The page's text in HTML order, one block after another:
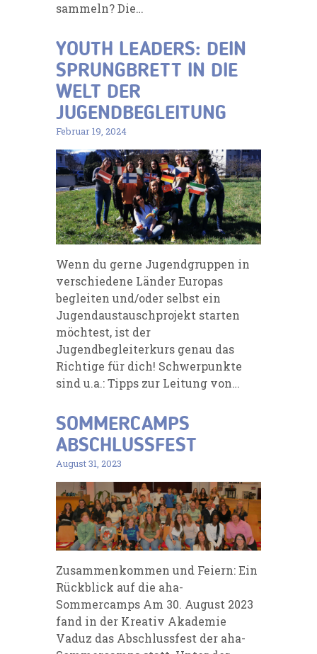
sammeln? Die…
YOUTH LEADERS: DEIN
SPRUNGBRETT IN DIE
WELT DER
JUGENDBEGLEITUNG
Februar 19, 2024
Wenn du gerne Jugendgruppen in
verschiedene Länder Europas
begleiten und/oder selbst ein
Jugendaustauschprojekt starten
möchtest, ist der
Jugendbegleiterkurs genau das
Richtige für dich! Schwerpunkte
sind u.a.: Tipps zur Leitung von…
SOMMERCAMPS
ABSCHLUSSFEST
August 31, 2023
Zusammenkommen und Feiern: Ein
Rückblick auf die aha-
Sommercamps Am 30. August 2023
fand in der Kreativ Akademie
Vaduz das Abschlussfest der aha-